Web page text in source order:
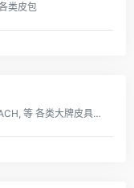
类皮包
主营LV ,GUCCI, MK ,CHANEL,COACH, 等 各类大牌皮具、男女包、钱包. 描述: 广州 厂家直销 ，价格优惠